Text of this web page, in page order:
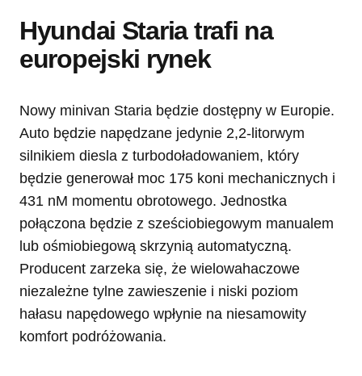
Hyundai Staria trafi na
europejski rynek
Nowy minivan Staria będzie dostępny w Europie.
Auto będzie napędzane jedynie 2,2-litorwym
silnikiem diesla z turbodoładowaniem, który
będzie generował moc 175 koni mechanicznych i
431 nM momentu obrotowego. Jednostka
połączona będzie z sześciobiegowym manualem
lub ośmiobiegową skrzynią automatyczną.
Producent zarzeka się, że wielowahaczowe
niezależne tylne zawieszenie i niski poziom
hałasu napędowego wpłynie na niesamowity
komfort podróżowania.